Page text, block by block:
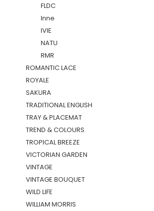
FLDC
Inne
IVIE
NATU
RMR
ROMANTIC LACE
ROYALE
SAKURA
TRADITIONAL ENGLISH
TRAY & PLACEMAT
TREND & COLOURS
TROPICAL BREEZE
VICTORIAN GARDEN
VINTAGE
VINTAGE BOUQUET
WILD LIFE
WILLIAM MORRIS